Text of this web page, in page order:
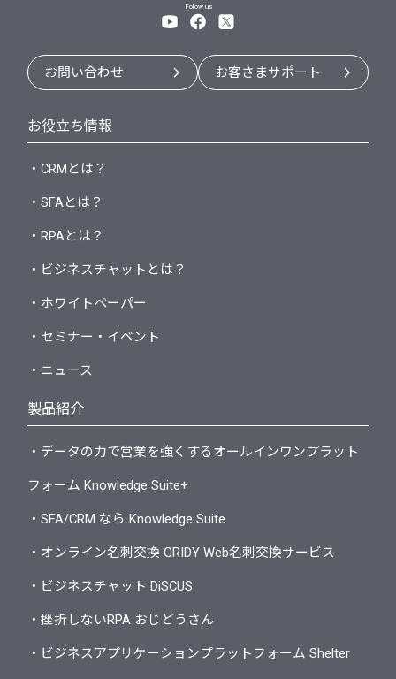
Follow us
お問い合わせ お客さまサポート
お役立ち情報
・CRMとは？
・SFAとは？
・RPAとは？
・ビジネスチャットとは？
・ホワイトペーパー
・セミナー・イベント
・ニュース
製品紹介
・データの力で営業を強くするオールインワンプラット
フォーム Knowledge Suite+
・SFA/CRM なら Knowledge Suite
・オンライン名刺交換 GRIDY Web名刺交換サービス
・ビジネスチャット DiSCUS
・挫折しないRPA おじどうさん
・ビジネスアプリケーションプラットフォーム Shelter